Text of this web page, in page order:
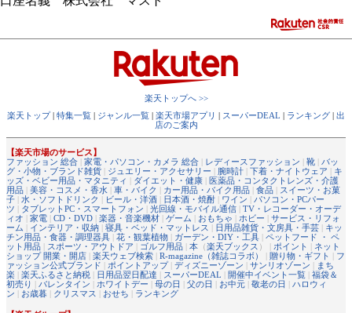
楽天トップへ >>
楽天トップ| 特集一覧 | ジャンル一覧 | 楽天市場アプリ | スーパーDEAL | ランキング | 出
店のご案内
【楽天市場のサービス】
ファッション 総合 | 家電・パソコン・カメラ 総合 | レディースファッション | 靴 | バッ
グ・小物・ブランド雑貨 | ジュエリー・アクセサリー | 腕時計 | 下着・ナイトウェア | キ
ッズ・ベビー用品・マタニティ | ダイエット・健康 | 医薬品・コンタクトレンズ・介護
用品 | 美容・コスメ・香水 | 車・バイク | カー用品・バイク用品 | 食品 | スイーツ・お菓
子 | 水・ソフトドリンク | ビール・洋酒 | 日本酒・焼酎 | ワイン | パソコン・PCパー
ツ | タブレットPC・スマートフォン | 光回線・モバイル通信 | TV・レコーダー・オーデ
ィオ | 家電 | CD・DVD | 楽器・音楽機材 | ゲーム | おもちゃ | ホビー | サービス・リフォ
ーム | インテリア・収納 | 寝具・ベッド・マットレス | 日用品雑貨・文房具・手芸 | キッ
チン用品・食器・調理器具 | 花・観葉植物 | ガーデン・DIY・工具 | ペットフード ・ ペ
ット用品 | スポーツ・アウトドア | ゴルフ用品 | 本 （楽天ブックス ） | ポイント | ネット
ショップ 開業・開店 | 楽天ウェブ検索 | R-magazine（雑誌コラボ） | 贈り物・ギフト | フ
ァッション公式ブランド | ポイントアップ| ディズニーゾーン | サンリオゾーン | まち
楽 | 楽天ふるさと納税 | 日用品翌日配達 | スーパーDEAL | 開催中イベント一覧 | 福袋＆
初売り | バレンタイン | ホワイトデー | 母の日 | 父の日 | お中元 | 敬老の日 | ハロウィ
ン | お歳暮 | クリスマス | おせち | ランキング